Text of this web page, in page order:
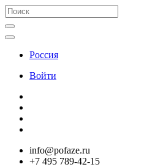
Россия
Войти
info@pofaze.ru
+7 495 789-42-15